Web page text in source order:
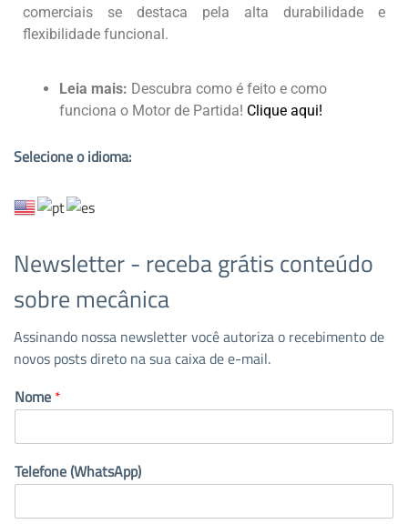
comerciais se destaca pela alta durabilidade e
flexibilidade funcional.
Leia mais: Descubra como é feito e como
funciona o Motor de Partida! Clique aqui!
Selecione o idioma:
Newsletter - receba grátis conteúdo
sobre mecânica
Assinando nossa newsletter você autoriza o recebimento de
novos posts direto na sua caixa de e-mail.
Nome *
Telefone (WhatsApp)